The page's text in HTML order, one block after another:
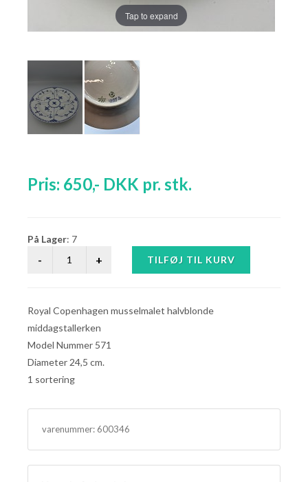
Tap to expand
Pris: 650,- DKK pr. stk.
På Lager: 7
Royal Copenhagen musselmalet halvblonde
middagstallerken
Model Nummer 571
Diameter 24,5 cm.
1 sortering
varenummer: 600346